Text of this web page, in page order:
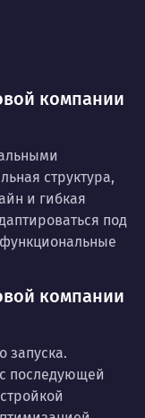
компании
структура,
и гибкая
под
компании
запуска.
последующей